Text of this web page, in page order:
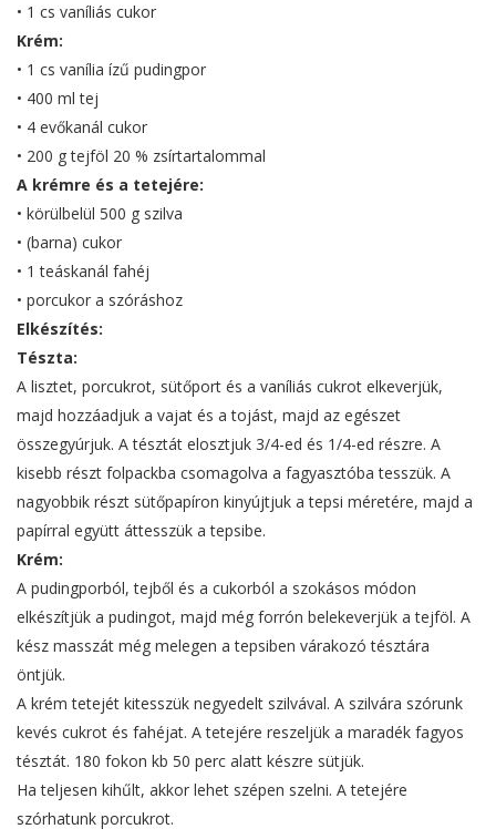
• 1 cs vaníliás cukor
Krém:
• 1 cs vanília ízű pudingpor
• 400 ml tej
• 4 evőkanál cukor
• 200 g tejföl 20 % zsírtartalommal
A krémre és a tetejére:
• körülbelül 500 g szilva
• (barna) cukor
• 1 teáskanál fahéj
• porcukor a szóráshoz
Elkészítés:
Tészta:
A lisztet, porcukrot, sütőport és a vaníliás cukrot elkeverjük,
majd hozzáadjuk a vajat és a tojást, majd az egészet
összegyúrjuk. A tésztát elosztjuk 3/4-ed és 1/4-ed részre. A
kisebb részt folpackba csomagolva a fagyasztóba tesszük. A
nagyobbik részt sütőpapíron kinyújtjuk a tepsi méretére, majd a
papírral együtt áttesszük a tepsibe.
Krém:
A pudingporból, tejből és a cukorból a szokásos módon
elkészítjük a pudingot, majd még forrón belekeverjük a tejföl. A
kész masszát még melegen a tepsiben várakozó tésztára
öntjük.
A krém tetejét kitesszük negyedelt szilvával. A szilvára szórunk
kevés cukrot és fahéjat. A tetejére reszeljük a maradék fagyos
tésztát. 180 fokon kb 50 perc alatt készre sütjük.
Ha teljesen kihűlt, akkor lehet szépen szelni. A tetejére
szórhatunk porcukrot.